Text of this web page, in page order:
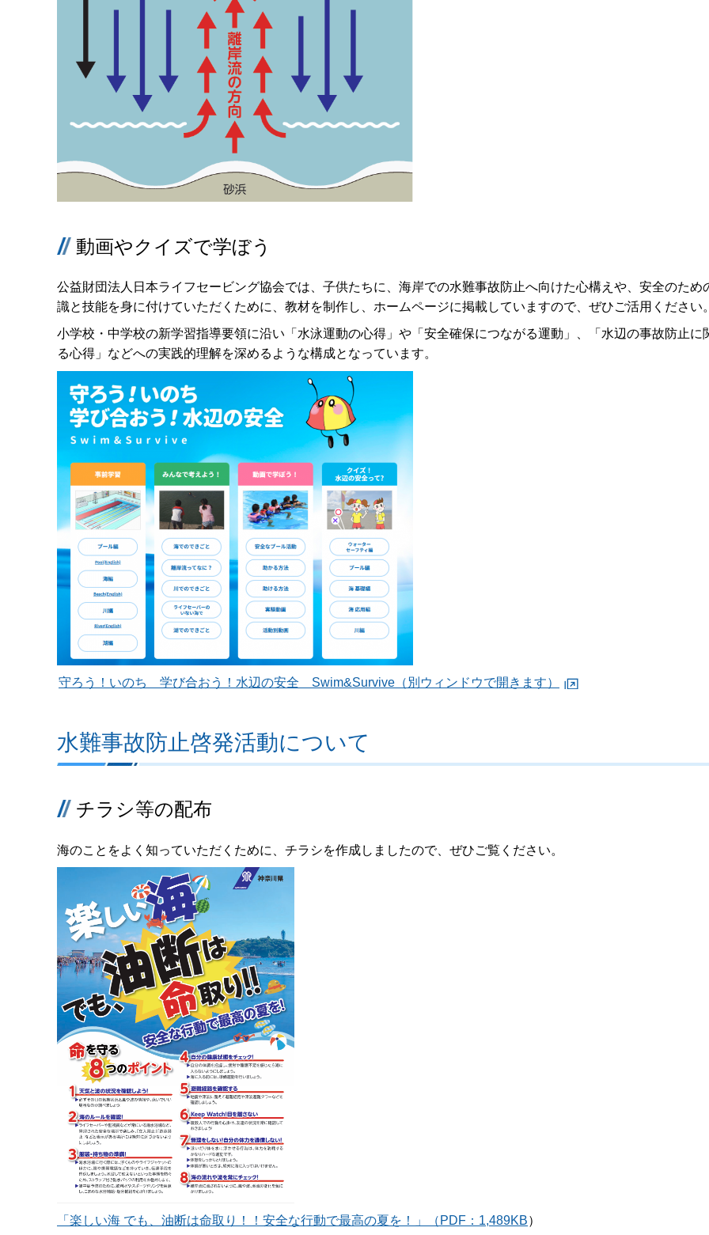
動画やクイズで学ぼう
公益財団法人日本ライフセービング協会では、子供たちに、海岸での水難事故防止へ向けた心構えや、安全のため
識と技能を身に付けていただくために、教材を制作し、ホームページに掲載していますので、ぜひご活用ください。
小学校・中学校の新学習指導要領に沿い「水泳運動の心得」や「安全確保につながる運動」、「水辺の事故防止に
る心得」などへの実践的理解を深めるような構成となっています。
守ろう！いのち 学び合おう！水辺の安全 Swim&Survive（別ウィンドウで開きます）
水難事故防止啓発活動について
チラシ等の配布
海のことをよく知っていただくために、チラシを作成しましたので、ぜひご覧ください。
「楽しい海 でも、油断は命取り！！安全な行動で最高の夏を！」（PDF：1,489KB）